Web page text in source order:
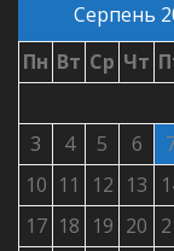
Серпень
Пн Вт Ср Чт
3
4 5 6
10 11 12 13
17 18 19 20